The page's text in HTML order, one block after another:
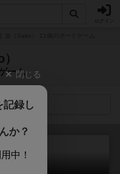
ーム
ー
閉じる
記録し
か？
中！